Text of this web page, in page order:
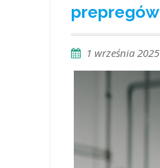
prepregów
1 września 2025